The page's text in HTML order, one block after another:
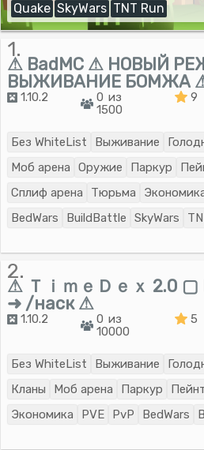
Quake SkyWars TNT Run
1.
⚠ BadMC ⚠ НОВЫЙ
ВЫЖИВАНИЕ БОМЖА
1.10.2
0 из
1500
9
Без WhiteList Выживание
Моб арена
Оружие Паркур
Сплиф арена
Тюрьма
BedWars
BuildBattle SkyWars
2.
⚠ ＴｉｍｅＤｅｘ 2.0 ▢
➜ /наск ⚠
1.10.2
0 из
10000
5
Без WhiteList Выживание
Кланы
Моб арена Паркур
Экономика
PVE PvP BedWars